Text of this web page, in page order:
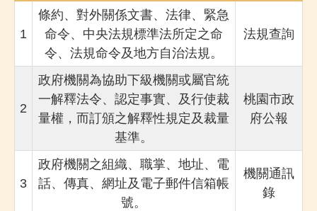
1
條約、對外關係文書、法律、緊急
命令、中央法規標準法所定之命
令、法規命令及地方自治法規。
法規查詢
2
政府機關為協助下級機關或屬官統
一解釋法令、認定事實、及行使裁
量權，而訂頒之解釋性規定及裁量
基準。
桃園市政
府公報
3
政府機關之組織、職掌、地址、電
話、傳真、網址及電子郵件信箱帳
號。
機關通訊
錄